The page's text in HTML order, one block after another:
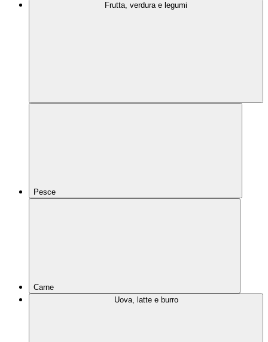
Frutta, verdura e legumi
Pesce
Carne
Uova, latte e burro